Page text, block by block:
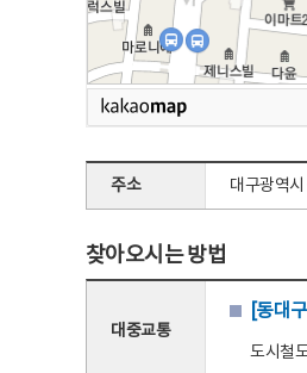
주소 대구광역
찾아오시는 방법
대중교통
[동대
도시철